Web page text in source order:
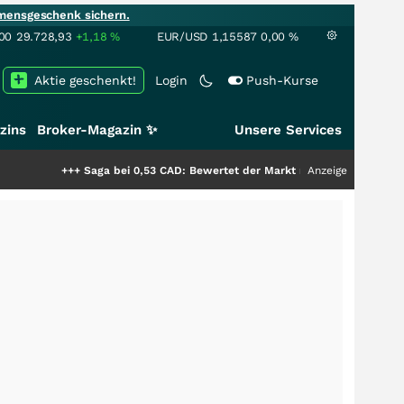
sichern.
29.728,93 +1,18% EUR/USD 1,15587 0,00 %
Login Push-Kurse
Aktie geschenkt!
Broker-Magazin ✨ Unsere Services
Saga bei 0,53 CAD: Bewertet der Markt noch immer nur die Hälfte der
Anzeige